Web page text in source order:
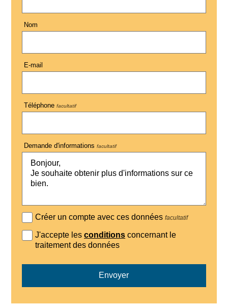
Nom
E-mail
Téléphone facultatif
Demande d'informations facultatif
Créer un compte avec ces donnéesfacultatif
J'accepte lesconditions concernant le
traitement des données
Envoyer